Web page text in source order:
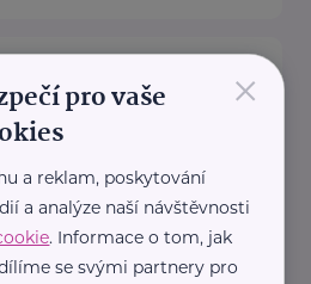
Distribuce
PZT, s.r.o.
trhu v
potřeb již
×
pro vaše
a reklam, poskytování
a analýze naší návštěvnosti
. Informace o tom, jak
se svými partnery pro